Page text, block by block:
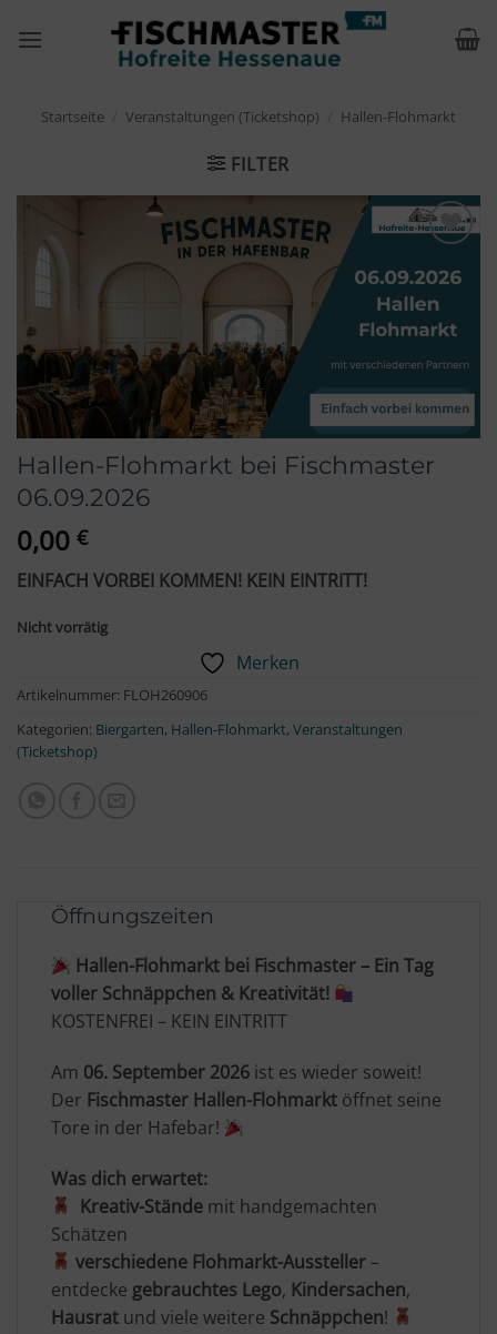
Inhalt
Startseite Veranstaltungen (Ticketshop) Hallen-Flohmarkt
FILTER
Hallen-Flohmarkt bei Fischmaster
06.09.2026
0,00 €
EINFACH VORBEI KOMMEN! KEIN EINTRITT!
Nicht vorrätig
Merken
Artikelnummer: FLOH260906
Kategorien: Biergarten, Hallen-Flohmarkt, Veranstaltungen
(Ticketshop)
Hallen-Flohmarkt bei Fischmaster – Ein Tag
voller Schnäppchen & Kreativität!
KOSTENFREI – KEIN EINTRITT
Am 06. September 2026 ist es wieder soweit!
Der Fischmaster Hallen-Flohmarkt öffnet seine
Tore in der Hafebar!
Was dich erwartet:
Kreativ-Stände mit handgemachten
Schätzen
verschiedene Flohmarkt-Aussteller –
entdecke gebrauchtes Lego, Kindersachen,
Hausrat und viele weitere Schnäppchen!